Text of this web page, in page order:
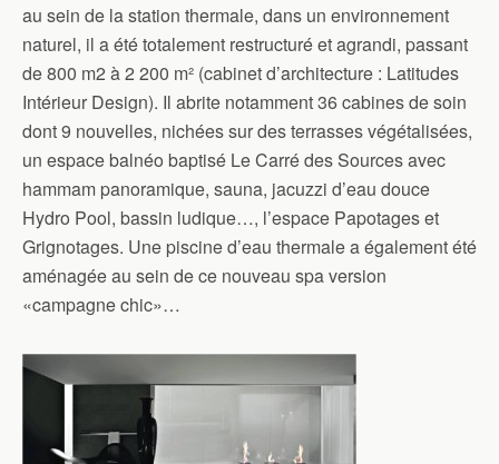
au sein de la station thermale, dans un environnement
naturel, il a été totalement restructuré et agrandi, passant
de 800 m2 à 2 200 m² (cabinet d’architecture : Latitudes
Intérieur Design). Il abrite notamment 36 cabines de soin
dont 9 nouvelles, nichées sur des terrasses végétalisées,
un espace balnéo baptisé Le Carré des Sources avec
hammam panoramique, sauna, jacuzzi d’eau douce
Hydro Pool, bassin ludique…, l’espace Papotages et
Grignotages. Une piscine d’eau thermale a également été
aménagée au sein de ce nouveau spa version
«campagne chic»…